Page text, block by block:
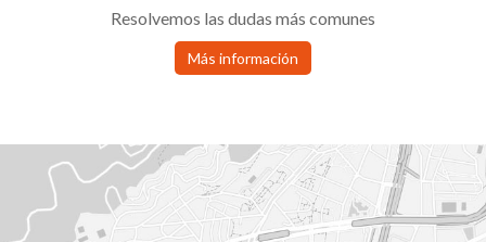
Resolvemos las dudas más comunes
Más información